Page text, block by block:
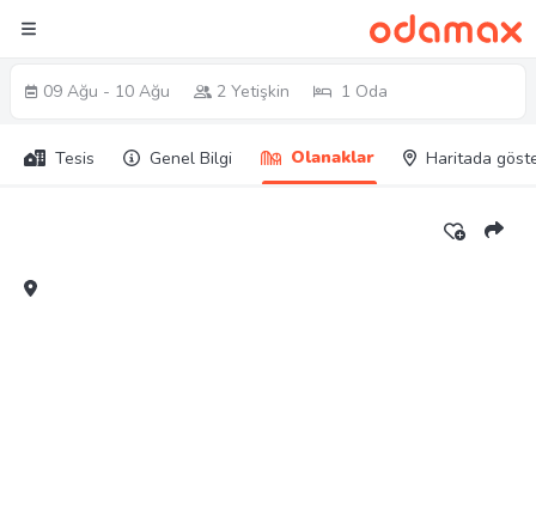
09 Ağu - 10 Ağu 2 Yetişkin 1 Oda
Tesis Genel Bilgi Olanaklar Haritada